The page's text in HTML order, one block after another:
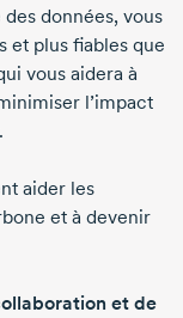
données, vous
et plus fiables que
vous aidera à
l’impact
aider les
et à devenir
et de